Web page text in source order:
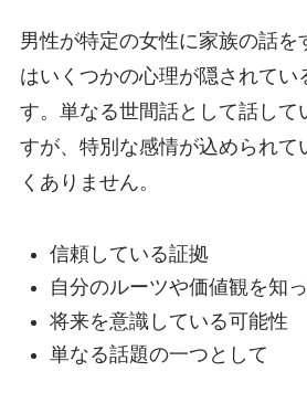
男性が特定の女性に家族の話を
はいくつかの心理が隠されてい
す。単なる世間話として話して
すが、特別な感情が込められて
くありません。
信頼している証拠
自分のルーツや価値観を知
将来を意識している可能性
単なる話題の一つとして